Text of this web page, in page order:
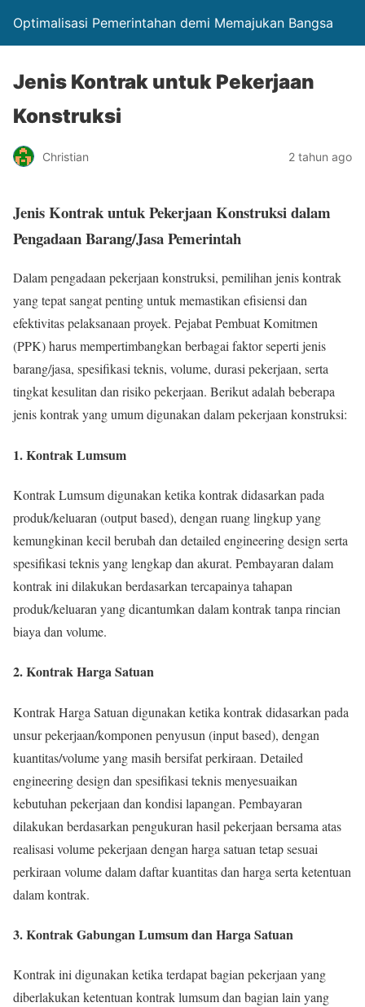
Optimalisasi Pemerintahan demi Memajukan Bangsa
Jenis Kontrak untuk Pekerjaan
Konstruksi
Christian 2 tahun ago
Jenis Kontrak untuk Pekerjaan Konstruksi dalam
Pengadaan Barang/Jasa Pemerintah
Dalam pengadaan pekerjaan konstruksi, pemilihan jenis kontrak
yang tepat sangat penting untuk memastikan efisiensi dan
efektivitas pelaksanaan proyek. Pejabat Pembuat Komitmen
(PPK) harus mempertimbangkan berbagai faktor seperti jenis
barang/jasa, spesifikasi teknis, volume, durasi pekerjaan, serta
tingkat kesulitan dan risiko pekerjaan. Berikut adalah beberapa
jenis kontrak yang umum digunakan dalam pekerjaan konstruksi:
1. Kontrak Lumsum
Kontrak Lumsum digunakan ketika kontrak didasarkan pada
produk/keluaran (output based), dengan ruang lingkup yang
kemungkinan kecil berubah dan detailed engineering design serta
spesifikasi teknis yang lengkap dan akurat. Pembayaran dalam
kontrak ini dilakukan berdasarkan tercapainya tahapan
produk/keluaran yang dicantumkan dalam kontrak tanpa rincian
biaya dan volume.
2. Kontrak Harga Satuan
Kontrak Harga Satuan digunakan ketika kontrak didasarkan pada
unsur pekerjaan/komponen penyusun (input based), dengan
kuantitas/volume yang masih bersifat perkiraan. Detailed
engineering design dan spesifikasi teknis menyesuaikan
kebutuhan pekerjaan dan kondisi lapangan. Pembayaran
dilakukan berdasarkan pengukuran hasil pekerjaan bersama atas
realisasi volume pekerjaan dengan harga satuan tetap sesuai
perkiraan volume dalam daftar kuantitas dan harga serta ketentuan
dalam kontrak.
3. Kontrak Gabungan Lumsum dan Harga Satuan
Kontrak ini digunakan ketika terdapat bagian pekerjaan yang
diberlakukan ketentuan kontrak lumsum dan bagian lain yang